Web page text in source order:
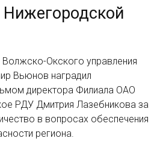
Нижегородской
Волжско-Окского управления
Вьюнов наградил
директора Филиала ОАО
РДУ Дмитрия Лазебникова за
в вопросах обеспечения
региона.